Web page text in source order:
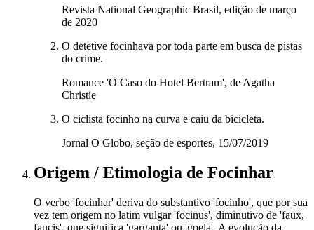
Revista National Geographic Brasil, edição de março
de 2020
O detetive focinhava por toda parte em busca de pistas
do crime.
Romance 'O Caso do Hotel Bertram', de Agatha
Christie
O ciclista focinho na curva e caiu da bicicleta.
Jornal O Globo, seção de esportes, 15/07/2019
Origem / Etimologia de Focinhar
O verbo 'focinhar' deriva do substantivo 'focinho', que por sua
vez tem origem no latim vulgar 'focinus', diminutivo de 'faux,
faucis', que significa 'garganta' ou 'goela'. A evolução da